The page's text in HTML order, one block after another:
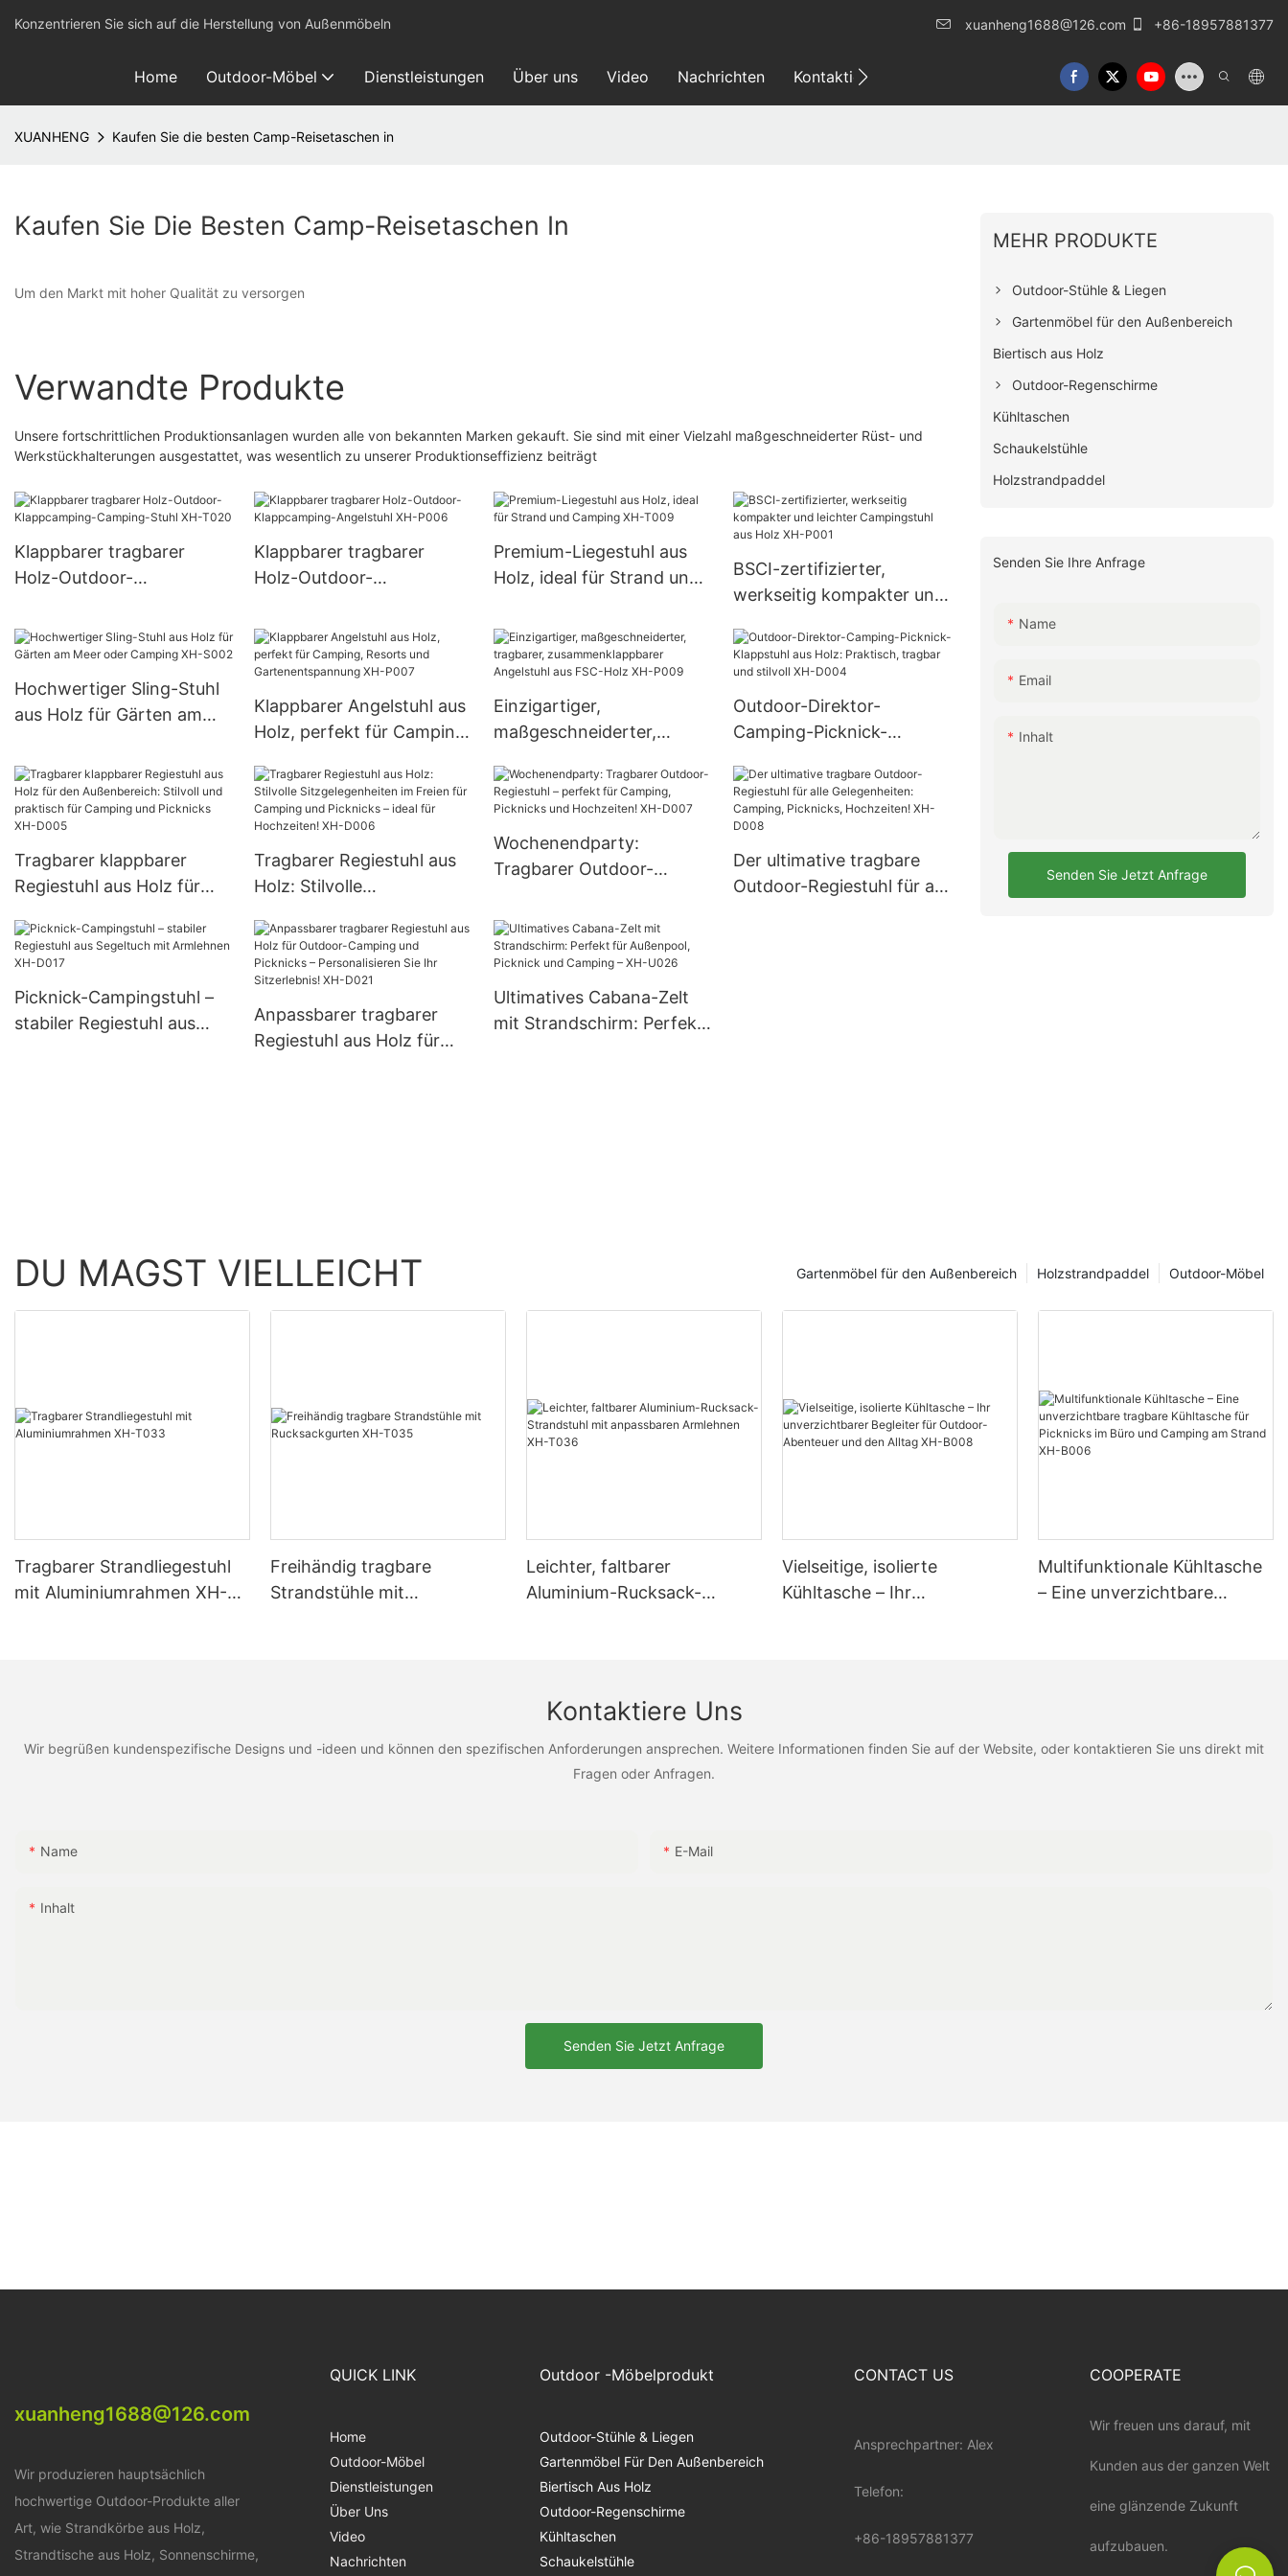
Konzentrieren Sie sich auf die Herstellung von Außenmöbeln xuanheng1688@126.com +86-18957881377
Home Outdoor-Möbel Dienstleistungen Über uns Video Nachrichten Kontaktieren Sie uns
XUANHENG Kaufen Sie die besten Camp-Reisetaschen in
Kaufen Sie Die Besten Camp-Reisetaschen In
Um den Markt mit hoher Qualität zu versorgen
Verwandte Produkte
Unsere fortschrittlichen Produktionsanlagen wurden alle von bekannten Marken gekauft. Sie sind mit einer Vielzahl maßgeschneiderter Rüst- und
Werkstückhalterungen ausgestattet, was wesentlich zu unserer Produktionseffizienz beiträgt
Klappbarer tragbarer
Holz-Outdoor-
Stuhl XH-T020
Klappbarer tragbarer
Holz-Outdoor-
XH-P006
Premium-Liegestuhl aus
Holz, ideal für Strand und
BSCI-zertifizierter,
werkseitig kompakter und
Holz XH-P001
Hochwertiger Sling-Stuhl
aus Holz für Gärten am
S002
Klappbarer Angelstuhl aus
Holz, perfekt für Camping,
Gartenentspannung XH-
P007
Einzigartiger,
maßgeschneiderter,
zusammenklappbarer
Angelstuhl aus FSC-Holz
XH-P009
Outdoor-Direktor-
Camping-Picknick-
Praktisch, tragbar und
stilvoll XH-D004
Tragbarer klappbarer
Regiestuhl aus Holz für
und praktisch für Camping
und Picknicks XH-D005
Tragbarer Regiestuhl aus
Holz: Stilvolle
Freien für Camping und
Picknicks – ideal für
Hochzeiten! XH-D006
Wochenendparty:
Tragbarer Outdoor-
Camping, Picknicks und
Hochzeiten! XH-D007
Der ultimative tragbare
Outdoor-Regiestuhl für alle
Picknick-Campingstuhl –
stabiler Regiestuhl aus
Anpassbarer tragbarer
Regiestuhl aus Holz für
Ultimatives Cabana-Zelt
mit Strandschirm: Perfekt
MEHR PRODUKTE
Outdoor-Stühle & Liegen
Gartenmöbel für den Außenbereich
Biertisch aus Holz
Outdoor-Regenschirme
Kühltaschen
Schaukelstühle
Holzstrandpaddel
Senden Sie Ihre Anfrage
Name
Email
Inhalt
Senden Sie Jetzt Anfrage
DU MAGST VIELLEICHT Outdoor-Möbel
Holzstrandpaddel
Gartenmöbel für den Außenbereich
Tragbarer Strandliegestuhl
mit Aluminiumrahmen XH-
Freihändig tragbare
Strandstühle mit
Leichter, faltbarer
Aluminium-Rucksack-
Vielseitige, isolierte
Kühltasche – Ihr
Multifunktionale Kühltasche
– Eine unverzichtbare
Kontaktiere Uns
Wir begrüßen kundenspezifische Designs und -ideen und können den spezifischen Anforderungen ansprechen. Weitere Informationen finden Sie auf der Website, oder kontaktieren Sie uns direkt mit
Fragen oder Anfragen.
Name E-Mail
Inhalt
Senden Sie Jetzt Anfrage
xuanheng1688@126.com
Wir produzieren hauptsächlich
hochwertige Outdoor-Produkte aller
Art, wie Strandkörbe aus Holz,
Strandtische aus Holz, Sonnenschirme,
QUICK LINK
Home
Outdoor-Möbel
Dienstleistungen
Über Uns
Video
Nachrichten
Outdoor -Möbelprodukt
Outdoor-Stühle & Liegen
Gartenmöbel Für Den Außenbereich
Biertisch Aus Holz
Outdoor-Regenschirme
Kühltaschen
Schaukelstühle
CONTACT US
Ansprechpartner: Alex
Telefon:
+86-18957881377
COOPERATE
Wir freuen uns darauf, mit
Kunden aus der ganzen Welt
eine glänzende Zukunft
aufzubauen.